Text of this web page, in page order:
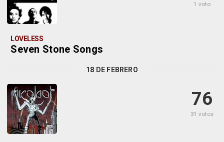
1 voto
LOVELESS
Seven Stone Songs
18 DE FEBRERO
76
31 votos